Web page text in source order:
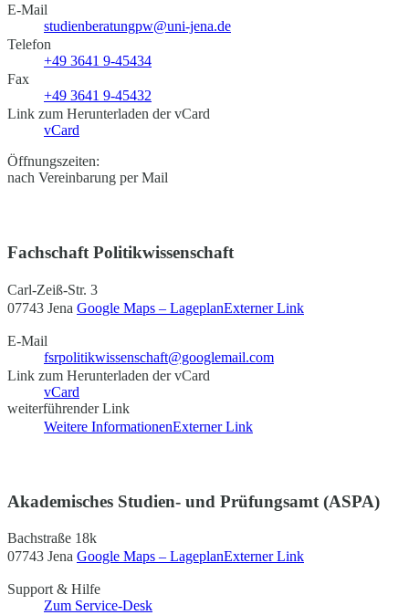
E-Mail
studienberatungpw@uni-jena.de
Telefon
+49 3641 9-45434
Fax
+49 3641 9-45432
Link zum Herunterladen der vCard
vCard
Öffnungszeiten:
nach Vereinbarung per Mail
Fachschaft Politikwissenschaft
Carl-Zeiß-Str. 3
07743 Jena Google Maps – LageplanExterner Link
E-Mail
fsrpolitikwissenschaft@googlemail.com
Link zum Herunterladen der vCard
vCard
weiterführender Link
Weitere InformationenExterner Link
Akademisches Studien- und Prüfungsamt (ASPA)
Bachstraße 18k
07743 Jena Google Maps – LageplanExterner Link
Support & Hilfe
Zum Service-Desk